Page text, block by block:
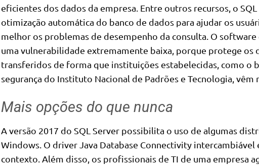
eficientes dos dados da empresa. Entre outros recursos, o
otimização automática do banco de dados para ajudar os
melhor os problemas de desempenho da consulta. O
uma vulnerabilidade extremamente baixa, porque protege os
transferidos de forma que instituições estabelecidas, como o
segurança do Instituto Nacional de Padrões e Tecnologia, vêm
Mais opções do que nunca
A versão 2017 do SQL Server possibilita o uso de algumas
Windows. O driver Java Database Connectivity intercambiável
contexto. Além disso, os profissionais de TI de uma empresa